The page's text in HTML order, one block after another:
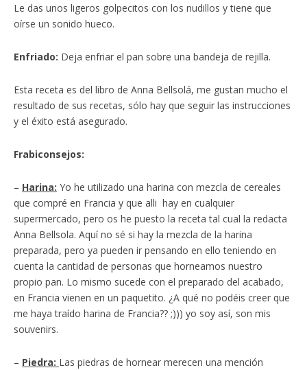
Le das unos ligeros golpecitos con los nudillos y tiene que
oírse un sonido hueco.
Enfriado: Deja enfriar el pan sobre una bandeja de rejilla.
Esta receta es del libro de Anna Bellsolá, me gustan mucho el
resultado de sus recetas, sólo hay que seguir las instrucciones
y el éxito está asegurado.
Frabiconsejos:
– Harina: Yo he utilizado una harina con mezcla de cereales
que compré en Francia y que alli hay en cualquier
supermercado, pero os he puesto la receta tal cual la redacta
Anna Bellsola. Aquí no sé si hay la mezcla de la harina
preparada, pero ya pueden ir pensando en ello teniendo en
cuenta la cantidad de personas que horneamos nuestro
propio pan. Lo mismo sucede con el preparado del acabado,
en Francia vienen en un paquetito. ¿A qué no podéis creer que
me haya traído harina de Francia?? ;))) yo soy así, son mis
souvenirs.
– Piedra: Las piedras de hornear merecen una mención